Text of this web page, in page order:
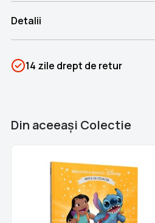
Detalii
Categorii
Biblioteca
14 zile drept de retur
Din aceeaşi Colectie